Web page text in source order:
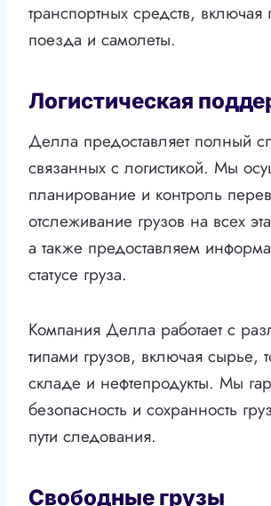
транспортных средств, включая
поезда и самолеты.
Логистическая
Делла предоставляет полный
связанных с логистикой. Мы
планирование и контроль
отслеживание грузов на всех
а также предоставляем
статусе груза.
Компания Делла работает с
типами грузов, включая сырье,
складе и нефтепродукты. Мы
безопасность и сохранность
пути следования.
Свободные грузы